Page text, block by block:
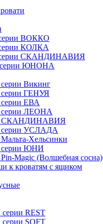
ВОККО
КОЛКА
серии СКАНДИНАВИЯ
ЮНОНА
Викинг
серии ГЕНУЯ
ЕВА
серии ЛЕОНА
СКАНДИНАВИЯ
серии УСЛАДА
Хельсинки
серии ЮНИ
Magic (Волшебная сосна)
к кроватям с ящиком
REST
SOFT